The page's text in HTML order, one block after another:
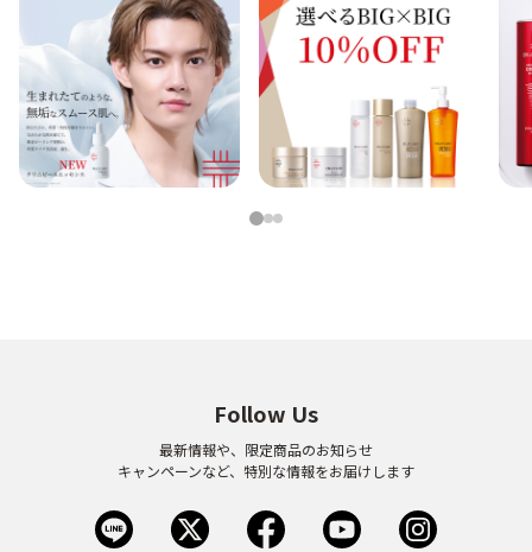
123
Follow Us
最新情報や、限定商品のお知らせ
キャンペーンなど、特別な情報をお届けします